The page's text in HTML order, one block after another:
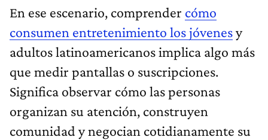
En ese escenario, comprender cómo
consumen entretenimiento los jóvenesy
adultos latinoamericanos implica algo más
que medir pantallas o suscripciones.
Significa observar cómo las personas
organizan su atención, construyen
comunidad y negocian cotidianamente su